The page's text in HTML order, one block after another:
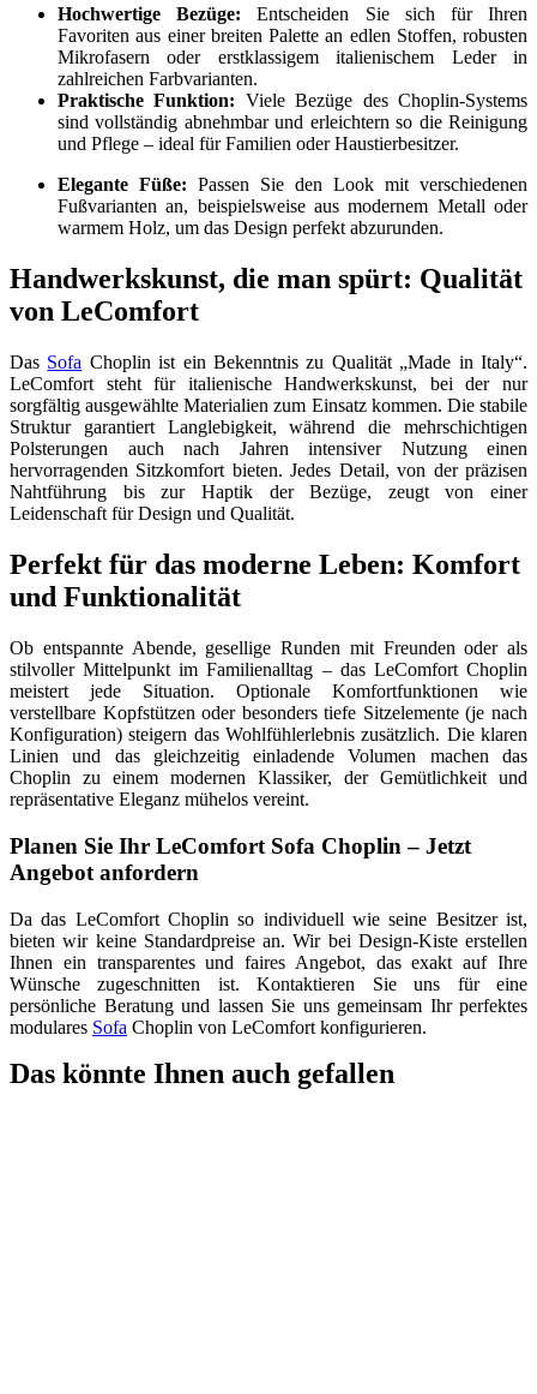
Hochwertige Bezüge: Entscheiden Sie sich für Ihren
Favoriten aus einer breiten Palette an edlen Stoffen, robusten
Mikrofasern oder erstklassigem italienischem Leder in
zahlreichen Farbvarianten.
Praktische Funktion: Viele Bezüge des Choplin-Systems
sind vollständig abnehmbar und erleichtern so die Reinigung
und Pflege – ideal für Familien oder Haustierbesitzer.
Elegante Füße: Passen Sie den Look mit verschiedenen
Fußvarianten an, beispielsweise aus modernem Metall oder
warmem Holz, um das Design perfekt abzurunden.
Handwerkskunst, die man spürt: Qualität
von LeComfort
Das Sofa Choplin ist ein Bekenntnis zu Qualität „Made in Italy“.
LeComfort steht für italienische Handwerkskunst, bei der nur
sorgfältig ausgewählte Materialien zum Einsatz kommen. Die stabile
Struktur garantiert Langlebigkeit, während die mehrschichtigen
Polsterungen auch nach Jahren intensiver Nutzung einen
hervorragenden Sitzkomfort bieten. Jedes Detail, von der präzisen
Nahtführung bis zur Haptik der Bezüge, zeugt von einer
Leidenschaft für Design und Qualität.
Perfekt für das moderne Leben: Komfort
und Funktionalität
Ob entspannte Abende, gesellige Runden mit Freunden oder als
stilvoller Mittelpunkt im Familienalltag – das LeComfort Choplin
meistert jede Situation. Optionale Komfortfunktionen wie
verstellbare Kopfstützen oder besonders tiefe Sitzelemente (je nach
Konfiguration) steigern das Wohlfühlerlebnis zusätzlich. Die klaren
Linien und das gleichzeitig einladende Volumen machen das
Choplin zu einem modernen Klassiker, der Gemütlichkeit und
repräsentative Eleganz mühelos vereint.
Planen Sie Ihr LeComfort Sofa Choplin – Jetzt
Angebot anfordern
Da das LeComfort Choplin so individuell wie seine Besitzer ist,
bieten wir keine Standardpreise an. Wir bei Design-Kiste erstellen
Ihnen ein transparentes und faires Angebot, das exakt auf Ihre
Wünsche zugeschnitten ist. Kontaktieren Sie uns für eine
persönliche Beratung und lassen Sie uns gemeinsam Ihr perfektes
modulares Sofa Choplin von LeComfort konfigurieren.
Das könnte Ihnen auch gefallen